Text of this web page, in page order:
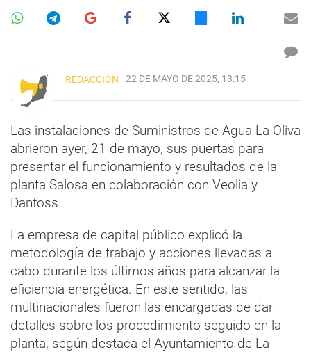
REDACCIÓN 22 DE MAYO DE 2025, 13:15
Las instalaciones de Suministros de Agua La Oliva
abrieron ayer, 21 de mayo, sus puertas para
presentar el funcionamiento y resultados de la
planta Salosa en colaboración con Veolia y
Danfoss.
La empresa de capital público explicó la
metodología de trabajo y acciones llevadas a
cabo durante los últimos años para alcanzar la
eficiencia energética. En este sentido, las
multinacionales fueron las encargadas de dar
detalles sobre los procedimiento seguido en la
planta, según destaca el Ayuntamiento de La